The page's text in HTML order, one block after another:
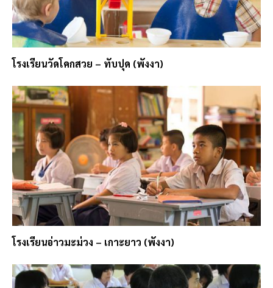
โรงเรียนวัดโคกสวย – ทับปุด (พังงา)
โรงเรียนอ่าวมะม่วง – เกาะยาว (พังงา)